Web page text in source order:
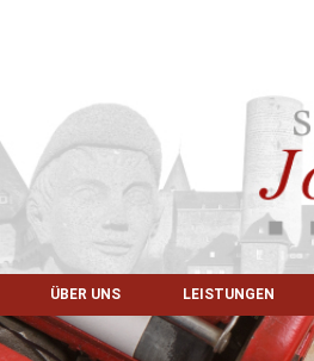
ÜBER UNS LEISTUNGEN